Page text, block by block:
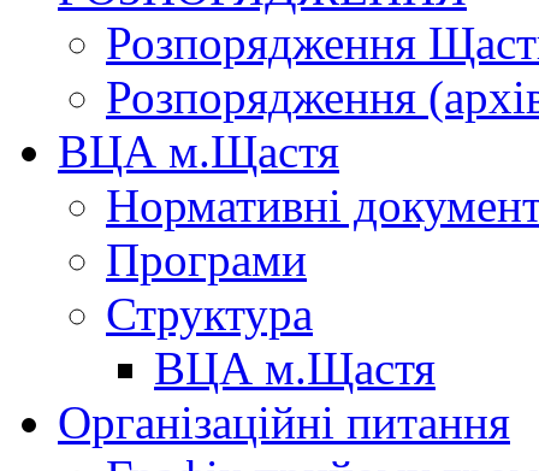
Розпорядження
Розпорядження
ВЦА м.Щастя
Нормативні
Програми
Структура
ВЦА м.Щастя
Організаційні питання